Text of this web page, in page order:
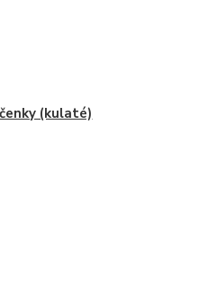
(kulaté)